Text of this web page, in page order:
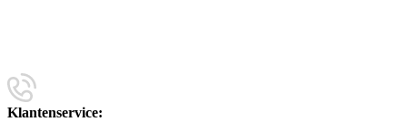
Klantenservice: